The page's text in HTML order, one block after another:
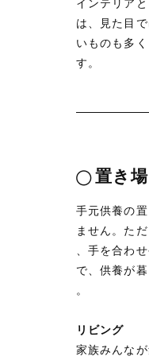
インテリア
は、見た目
いものも多
す。
◯置き
手元供養の
ません。た
、手を合わ
で、供養が
。
リビング
家族みんな